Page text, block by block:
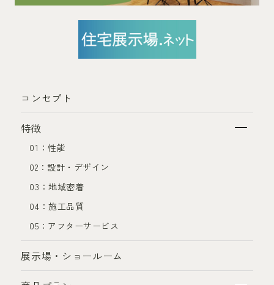
コンセプト
特徴
01：性能
02：設計・デザイン
03：地域密着
04：施工品質
05：アフターサービス
展示場・ショールーム